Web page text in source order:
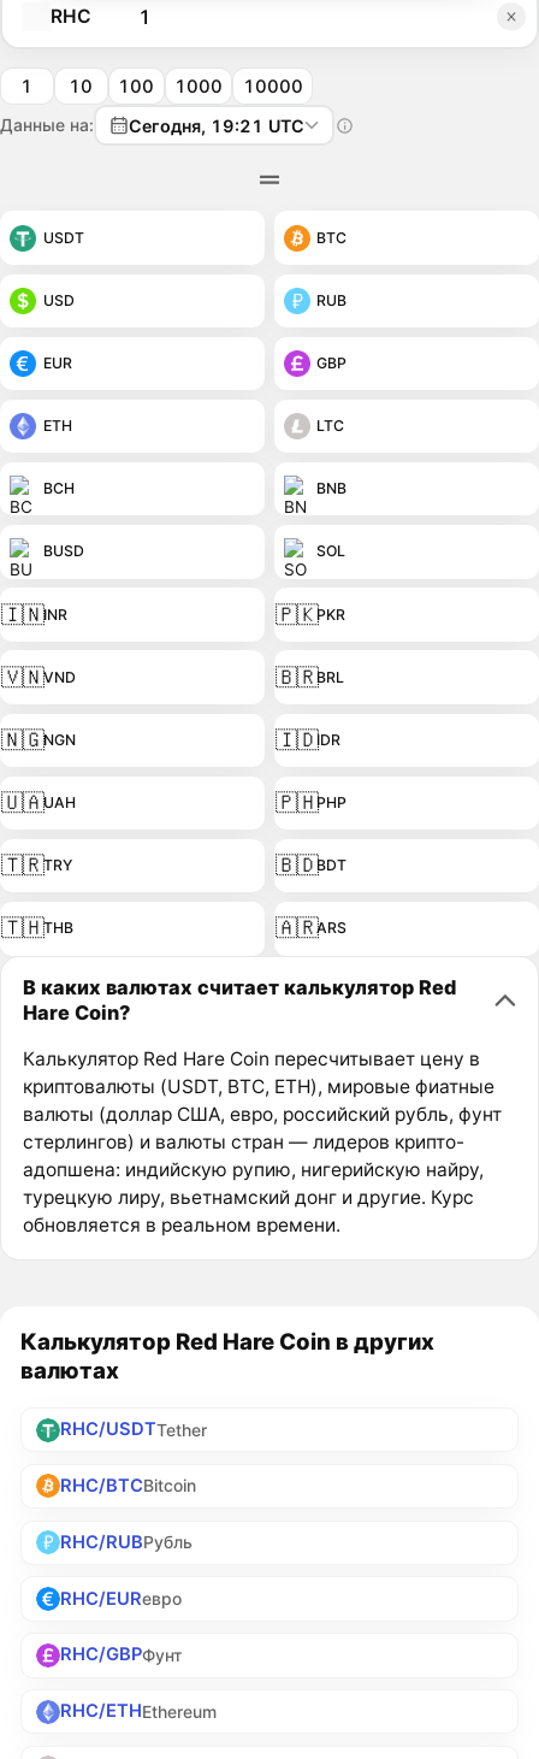
RHC
1 10 100 1000 10000
Данные на: Сегодня, 19:21 UTC
USDT BTC
USD RUB
EUR GBP
ETH LTC
BCH BNB
BUSD SOL
🇮🇳INR 🇵🇰PKR
🇻🇳VND 🇧🇷BRL
🇳🇬NGN 🇮🇩IDR
🇺🇦UAH 🇵🇭PHP
🇹🇷TRY 🇧🇩BDT
🇹🇭THB 🇦🇷ARS
В каких валютах считает калькулятор Red
Hare Coin?
Калькулятор Red Hare Coin пересчитывает цену в
криптовалюты (USDT, BTC, ETH), мировые фиатные
валюты (доллар США, евро, российский рубль, фунт
стерлингов) и валюты стран — лидеров крипто-
адопшена: индийскую рупию, нигерийскую найру,
турецкую лиру, вьетнамский донг и другие. Курс
обновляется в реальном времени.
Калькулятор Red Hare Coin в других
валютах
RHC/USDTTether
RHC/BTCBitcoin
RHC/RUBРубль
RHC/EURевро
RHC/GBPФунт
RHC/ETHEthereum